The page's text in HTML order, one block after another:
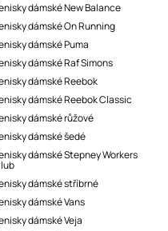
dámské New Balance
dámské On Running
dámské Puma
dámské Raf Simons
dámské Reebok
dámské Reebok Classic
dámské růžové
dámské šedé
dámské Stepney Workers
dámské stříbrné
dámské Vans
dámské Veja